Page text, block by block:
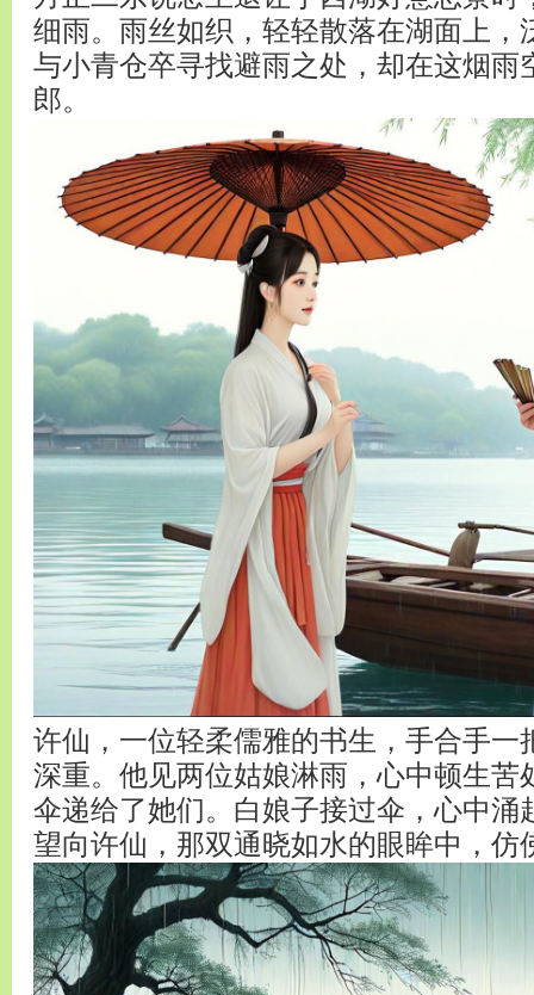
细雨。雨丝如织，轻轻散落在湖面上，
与小青仓卒寻找避雨之处，却在这烟雨
郎。
许仙，一位轻柔儒雅的书生，手合手一
深重。他见两位姑娘淋雨，心中顿生苦
伞递给了她们。白娘子接过伞，心中涌
望向许仙，那双通晓如水的眼眸中，仿